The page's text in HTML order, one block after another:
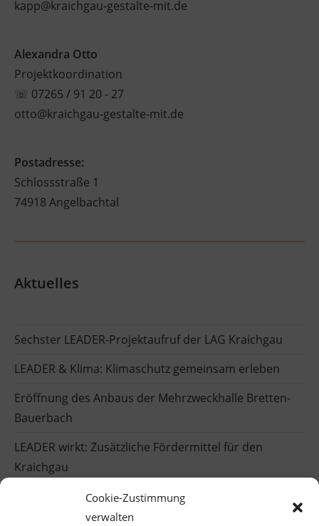
Cookie-Zustimmung
verwalten
kapp@kraichgau-gestalte-mit.de
Alexandra Otto
Projektkoordination
☏ 07265 / 91 20 - 27
otto@kraichgau-gestalte-mit.de
Postadresse:
Schlossstraße 1
74918 Angelbachtal
Aktuelles
Sechster LEADER-Projektaufruf der LAG Kraichgau
LEADER & Klima: Klimaschutz gemeinsam erleben
Eröffnung des Anbaus der Mehrzweckhalle Bretten-
Bauerbach
LEADER wirkt: Zusätzliche Fördermittel für den
Kraichgau
Einblicke in die LEADER-Welt